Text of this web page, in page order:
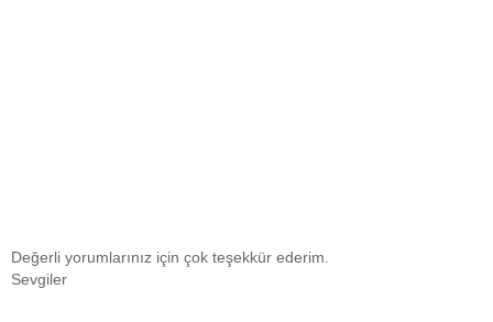
Değerli yorumlarınız için çok teşekkür ederim.
Sevgiler